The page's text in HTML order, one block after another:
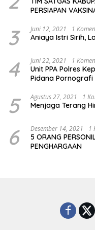
PERSIAPAN
3 Juni 12, 2021 1
Aniaya Istri Sirih,
4 Juni 22, 2021 1
Unit PPA Polres
Pidana Pornografi
5 Agustus 27, 2021 1
Menjaga Terang
6 Desember 14, 2021 1
5 ORANG
PENGHARGAAN